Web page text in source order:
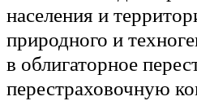
населения и
природного и
в облигаторное
перестраховочную